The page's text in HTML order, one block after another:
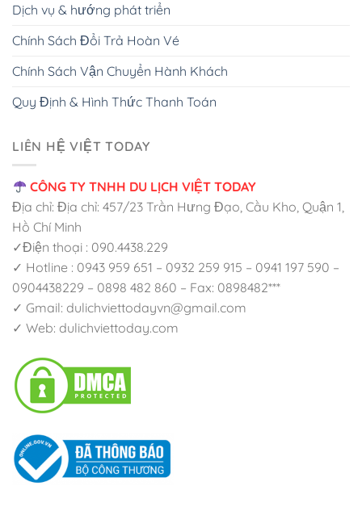
Dịch vụ & hướng phát triển
Chính Sách Đổi Trả Hoàn Vé
Chính Sách Vận Chuyển Hành Khách
Quy Định & Hình Thức Thanh Toán
LIÊN HỆ VIỆT TODAY
CÔNG TY TNHH DU LỊCH VIỆT TODAY
Địa chỉ: Địa chỉ: 457/23 Trần Hưng Đạo, Cầu Kho, Quận 1,
Hồ Chí Minh
✓Điện thoại : 090.4438.229
✓ Hotline : 0943 959 651 – 0932 259 915 – 0941 197 590 –
0904438229 – 0898 482 860 – Fax: 0898482***
✓ Gmail: dulichviettodayvn@gmail.com
✓ Web: dulichviettoday.com